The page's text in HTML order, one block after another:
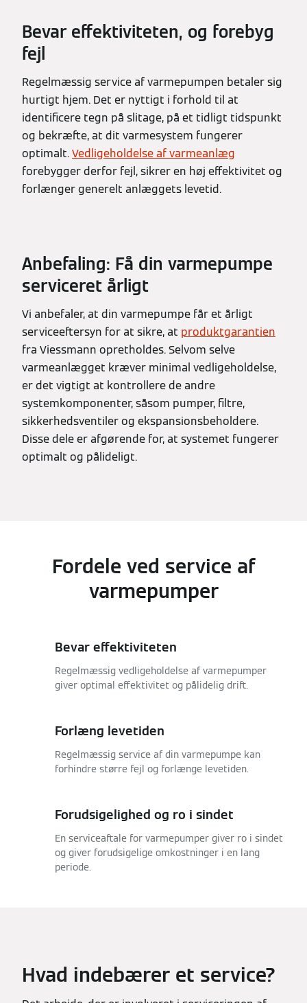
Bevar effektiviteten, og forebyg
fejl
Regelmæssig service af varmepumpen betaler sig
hurtigt hjem. Det er nyttigt i forhold til at
identificere tegn på slitage, på et tidligt tidspunkt
og bekræfte, at dit varmesystem fungerer
optimalt.Vedligeholdelse af varmeanlæg
forebygger derfor fejl, sikrer en høj effektivitet og
forlænger generelt anlæggets levetid.
Anbefaling: Få din varmepumpe
serviceret årligt
Vi anbefaler, at din varmepumpe får et årligt
serviceeftersyn for at sikre, at produktgarantien
fra Viessmann opretholdes. Selvom selve
varmeanlægget kræver minimal vedligeholdelse,
er det vigtigt at kontrollere de andre
systemkomponenter, såsom pumper, filtre,
sikkerhedsventiler og ekspansionsbeholdere.
Disse dele er afgørende for, at systemet fungerer
optimalt og pålideligt.
Fordele ved service af
varmepumper
Bevar effektiviteten
Regelmæssig vedligeholdelse af varmepumper
giver optimal effektivitet og pålidelig drift.
Forlæng levetiden
Regelmæssig service af din varmepumpe kan
forhindre større fejl og forlænge levetiden.
Forudsigelighed og ro i sindet
En serviceaftale for varmepumper giver ro i sindet
og giver forudsigelige omkostninger i en lang
periode.
Hvad indebærer et service?